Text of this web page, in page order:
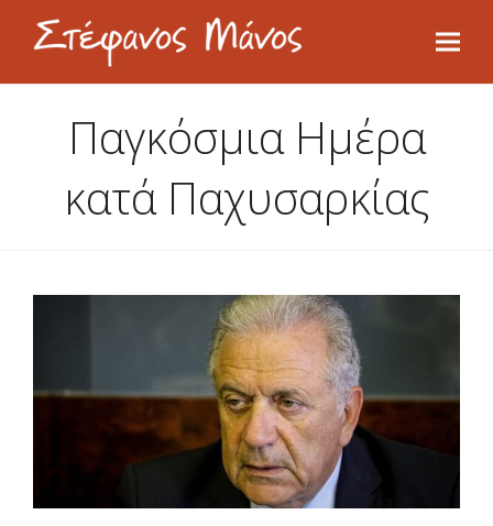
Παγκόσμια Ημέρα
κατά Παχυσαρκίας